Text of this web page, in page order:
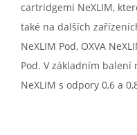
cartridgemi NeXLIM,
také na dalších
NeXLIM Pod, OXVA
Pod. V základním
NeXLIM s odpory 0,6 a